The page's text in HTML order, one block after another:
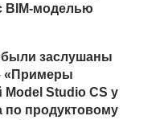
BIM-моделью
были заслушаны
«Примеры
Studio CS у
продуктовому